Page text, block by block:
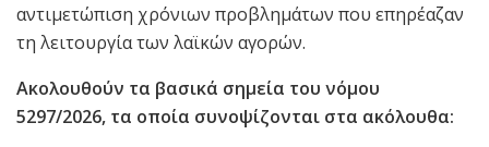
αντιμετώπιση χρόνιων προβλημάτων που επηρέαζαν
τη λειτουργία των λαϊκών αγορών.
Ακολουθούν τα βασικά σημεία του νόμου
5297/2026, τα οποία συνοψίζονται στα ακόλουθα: